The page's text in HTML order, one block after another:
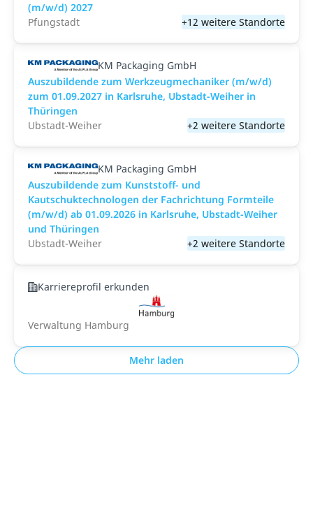
(m/w/d) 2027
Pfungstadt
+12 weitere Standorte
KM Packaging GmbH
Auszubildende zum Werkzeugmechaniker (m/w/d)
zum 01.09.2027 in Karlsruhe, Ubstadt-Weiher in
Thüringen
Ubstadt-Weiher
+2 weitere Standorte
KM Packaging GmbH
Auszubildende zum Kunststoff- und
Kautschuktechnologen der Fachrichtung Formteile
(m/w/d) ab 01.09.2026 in Karlsruhe, Ubstadt-Weiher
und Thüringen
Ubstadt-Weiher
+2 weitere Standorte
Karriereprofil erkunden
Verwaltung Hamburg
Mehr laden